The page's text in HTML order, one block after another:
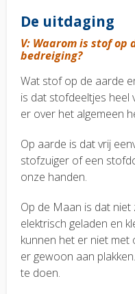
De uitdaging
V: Waarom is stof op
bedreiging?
Wat stof op de aarde
is dat stofdeeltjes heel
er over het algemeen
Op aarde is dat vrij
stofzuiger of een
onze handen.
Op de Maan is dat
elektrisch geladen en
kunnen het er niet met
er gewoon aan
te doen.